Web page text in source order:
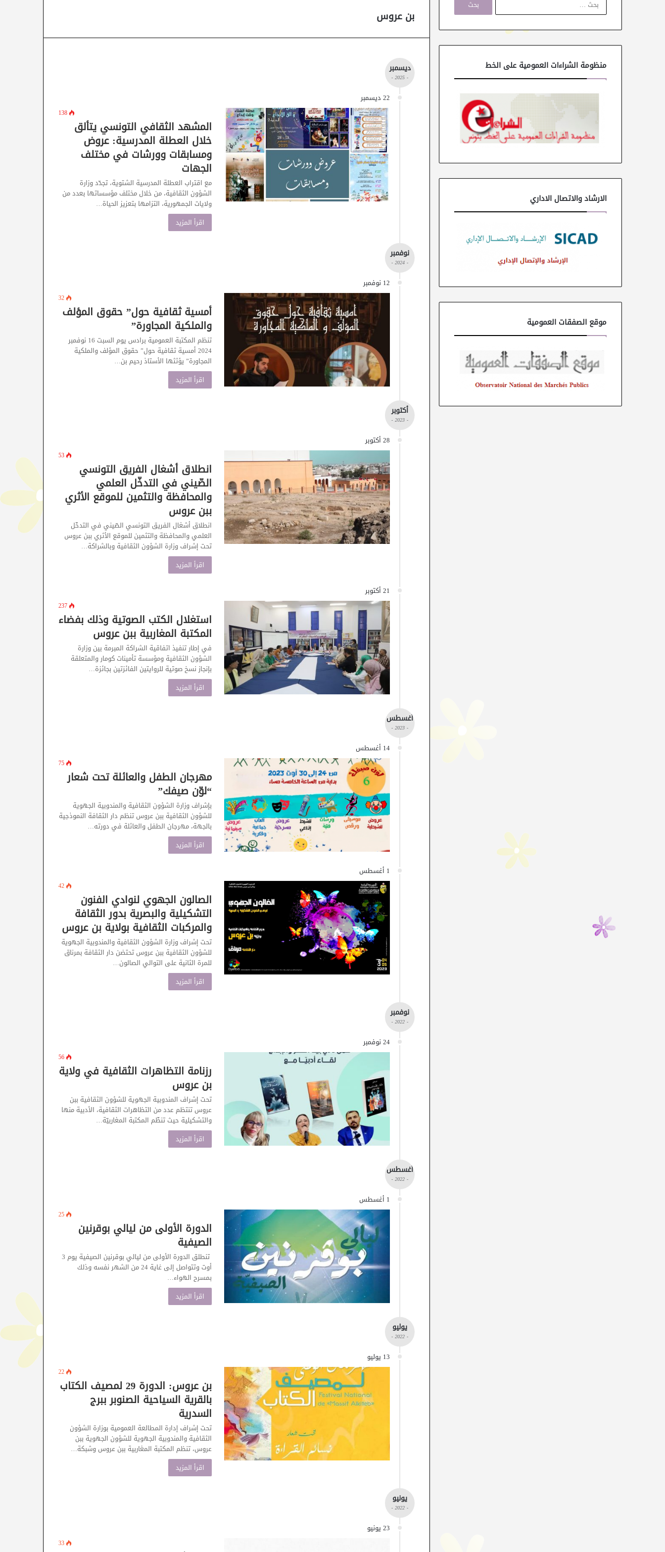
بن عروس
ديسمبر
- 2025 -
22 ديسمبر
138
المشهد الثقافي التونسي يتألق
خلال العطلة المدرسية: عروض
ومسابقات وورشات في مختلف
الجهات
مع اقتراب العطلة المدرسية الشتوية، تجدّد وزارة
الشؤون الثقافية، من خلال مختلف مؤسساتها بعدد من
ولايات الجمهورية، التزامها بتعزيز الحياة…
اقرأ المزيد
نوفمبر
- 2024 -
12 نوفمبر
32
أمسية ثقافية حول” حقوق المؤلف
والملكية المجاورة”
تنظم المكتبة العمومية برادس يوم السبت 16 نوفمبر
2024 أمسية ثقافية حول” حقوق المؤلف والملكية
المجاورة” يؤثثها الأستاذ رحيم بن…
اقرأ المزيد
أكتوبر
- 2023 -
28 أكتوبر
53
انطلاق أشغال الفريق التونسي
الصّيني في التدخّل العلمي
والمحافظة والتثمين للموقع الأثري
ببن عروس
انطلاق أشغال الفريق التونسي الصّيني في التدخّل
العلمي والمحافظة والتثمين للموقع الأثري ببن عروس
تحت إشراف وزارة الشؤون الثقافية وبالشراكة…
اقرأ المزيد
21 أكتوبر
237
استغلال الكتب الصوتية وذلك بفضاء
المكتبة المغاربية ببن عروس
في إطار تنفيذ اتفاقية الشراكة المبرمة بين وزارة
الشؤون الثقافية ومؤسسة تأمينات كومار والمتعلقة
بإنجاز نسخ صوتية للروايتين الفائزتين بجائزة…
اقرأ المزيد
أغسطس
- 2023 -
14 أغسطس
75
مهرجان الطفل والعائلة تحت شعار
“لوّن صيفك”
بإشراف وزارة الشؤون الثقافية والمندوبية الجهوية
للشؤون الثقافية ببن عروس تنظم دار الثقافة النموذجية
بالجهة، مهرجان الطفل والعائلة في دورته…
اقرأ المزيد
1 أغسطس
42
الصالون الجهوي لنوادي الفنون
التشكيلية والبصرية بدور الثقافة
والمركبات الثقافية بولاية بن عروس
تحت إشراف وزارة الشؤون الثقافية والمندوبية الجهوية
للشؤون الثقافية ببن عروس تحتضن دار الثقافة بمرناق
للمرة الثانية على التوالي الصالون…
اقرأ المزيد
نوفمبر
- 2022 -
24 نوفمبر
56
رزنامة التظاهرات الثقافية في ولاية
بن عروس
تحت إشراف المندوبية الجهوية للشؤون الثقافية ببن
عروس تنتظم عدد من التظاهرات الثقافية، الأدبية منها
والتشكيلية حيث تنظّم المكتبة المغاربيّة…
اقرأ المزيد
أغسطس
- 2022 -
1 أغسطس
25
الدورة الأولى من ليالي بوقرنين
الصيفية
تنطلق الدورة الأولى من ليالي بوقرنين الصيفية يوم 3
أوت وتتواصل إلى غاية 24 من الشهر نفسه وذلك
بمسرح الهواء…
اقرأ المزيد
يوليو
- 2022 -
13 يوليو
22
بن عروس: الدورة 29 لمصيف الكتاب
بالقرية السياحية الصنوبر ببرج
السدرية
تحت إشراف إدارة المطالعة العمومية بوزارة الشؤون
الثقافية والمندوبية الجهوية للشؤون الجهوية ببن
عروس، تنظم المكتبة المغاربية ببن عروس وشبكة…
اقرأ المزيد
يونيو
- 2022 -
23 يونيو
33
ح
ن
منظومة الشراءات العمومية على الخط
الارشاد والاتصال الاداري
موقع الصفقات العمومية